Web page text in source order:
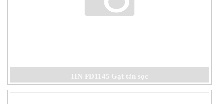
HN PD1145 Gạt tàn sọc